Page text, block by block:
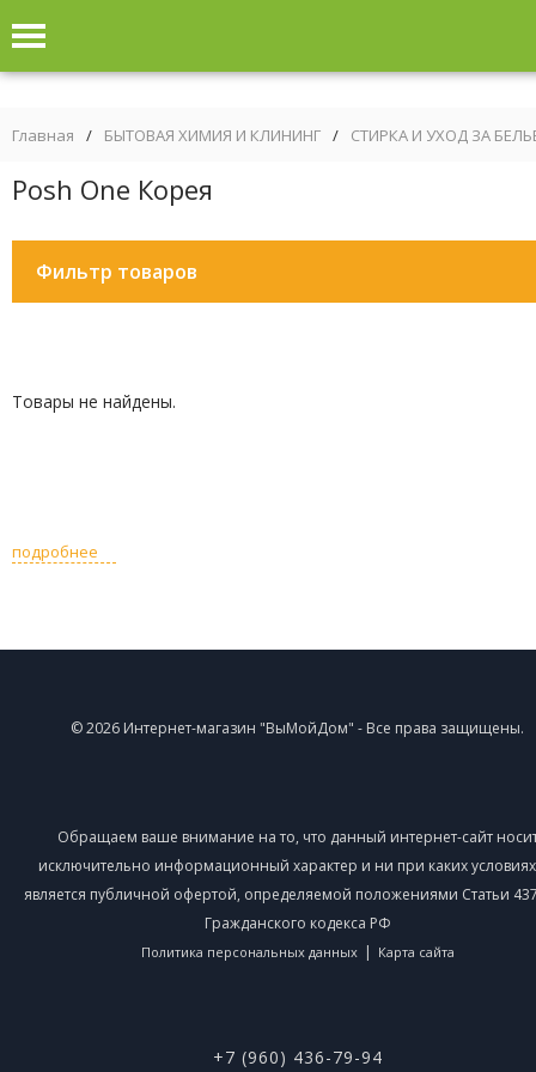
Главная / БЫТОВАЯ ХИМИЯ И КЛИНИНГ / СТИРКА И УХОД ЗА
Posh One Корея
Фильтр товаров
Товары не найдены.
подробнее
© 2026 Интернет-магазин "ВыМойДом" - Все права защищены.
Обращаем ваше внимание на то, что данный интернет-сайт
исключительно информационный характер и ни при каких
является публичной офертой, определяемой положениями Статьи
Гражданского кодекса РФ
Политика персональных данных | Карта сайта
+7 (960) 436-79-94